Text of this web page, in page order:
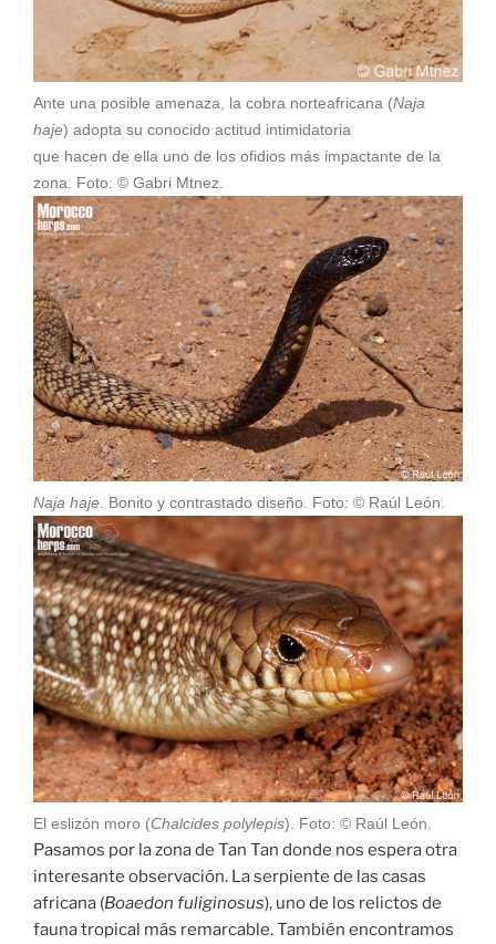
Ante una posible amenaza, la cobra norteafricana (Naja
haje) adopta su conocido actitud intimidatoria
que hacen de ella uno de los ofidios más impactante de la
zona. Foto: © Gabri Mtnez.
Naja haje. Bonito y contrastado diseño. Foto: © Raúl León.
El eslizón moro (Chalcides polylepis). Foto: © Raúl León.
Pasamos por la zona de Tan Tan donde nos espera otra
interesante observación. La serpiente de las casas
africana (Boaedon fuliginosus), uno de los relictos de
fauna tropical más remarcable. También encontramos